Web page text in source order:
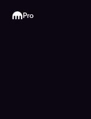
Kraken
Pro